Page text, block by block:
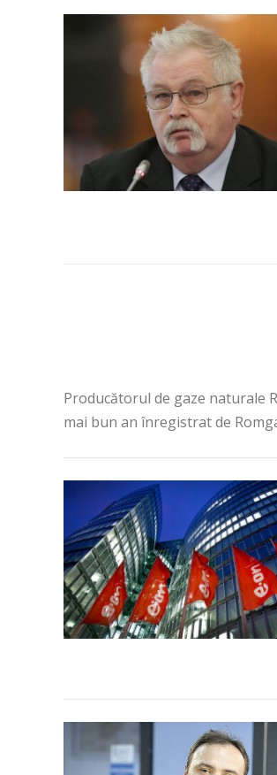
Producătorul de gaze naturale
mai bun an înregistrat de